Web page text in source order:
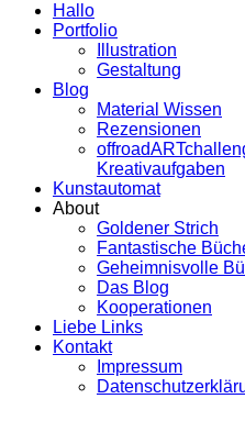
Hallo
Portfolio
Illustration
Gestaltung
Blog
Material Wissen
Rezensionen
Kreativaufgaben
Kunstautomat
About
Goldener Strich
Fantastische
Geheimnisvolle
Das Blog
Kooperationen
Liebe Links
Kontakt
Impressum